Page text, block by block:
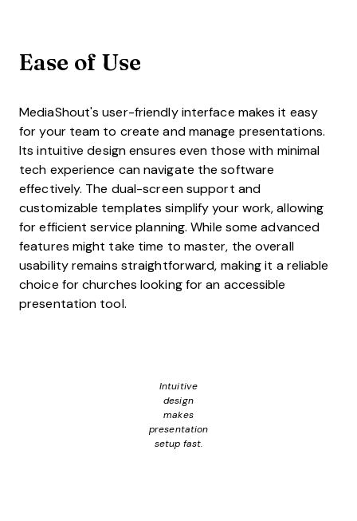
Ease of Use
MediaShout's user-friendly interface makes it easy
for your team to create and manage presentations.
Its intuitive design ensures even those with minimal
tech experience can navigate the software
effectively. The dual-screen support and
customizable templates simplify your work, allowing
for efficient service planning. While some advanced
features might take time to master, the overall
usability remains straightforward, making it a reliable
choice for churches looking for an accessible
presentation tool.
Intuitive
design
makes
presentation
setup fast.